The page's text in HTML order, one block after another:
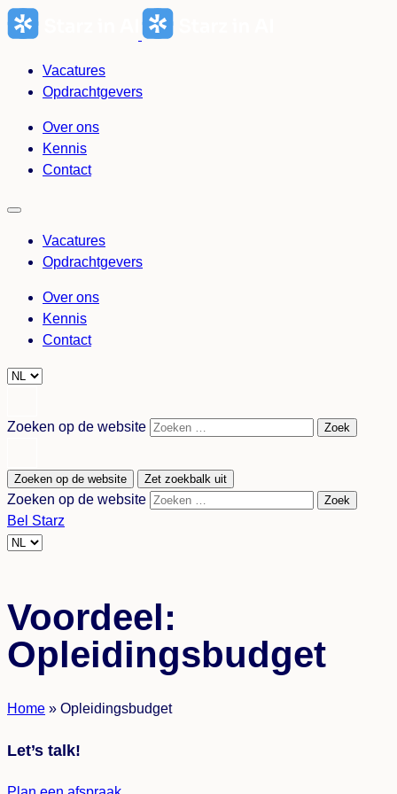
Ga
naar
inhoud
Vacatures
Opdrachtgevers
Over ons
Kennis
Contact
Vacatures
Opdrachtgevers
Over ons
Kennis
Contact
Choose
Zoeken op de website Zoek
Zoeken op de website Zet zoekbalk uit
Zoeken op de website Zoek
Bel Starz
Choose
Voordeel:
Opleidingsbudget
Home » Opleidingsbudget
Let’s talk!